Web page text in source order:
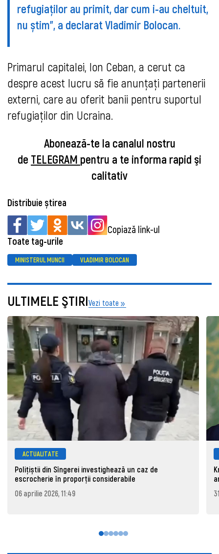
refugiaților au primit, dar cum i-au cheltuit,
nu știm”, a declarat Vladimir Bolocan.
Primarul capitalei, Ion Ceban, a cerut ca
despre acest lucru să fie anunțați partenerii
externi, care au oferit banii pentru suportul
refugiaților din Ucraina.
Abonează-te la canalul nostru
de TELEGRAM pentru a te informa rapid şi
calitativ
Distribuie știrea
Copiază link-ul
Toate tag-urile
MINISTERUL MUNCII VLADIMIR BOLOCAN
ULTIMELE ŞTIRIVezi toate
ACTUALITATE
Polițiștii din Sîngerei investighează un caz de
escrocherie în proporții considerabile
06 aprilie 2026, 11:49